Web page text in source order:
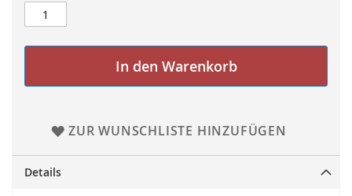
In den Warenkorb
ZUR WUNSCHLISTE HINZUFÜGEN
Details